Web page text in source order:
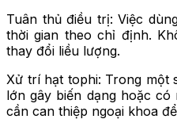
Tuân thủ điều trị: Việc
thời gian theo chỉ định.
thay đổi liều lượng.
Xử trí hạt tophi: Trong một
lớn gây biến dạng hoặc
cần can thiệp ngoại khoa